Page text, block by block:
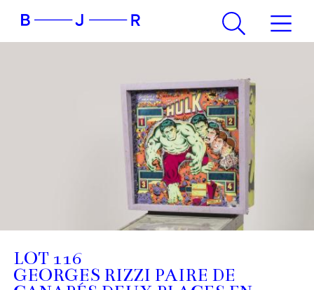
LOT 116
GEORGES RIZZI PAIRE DE